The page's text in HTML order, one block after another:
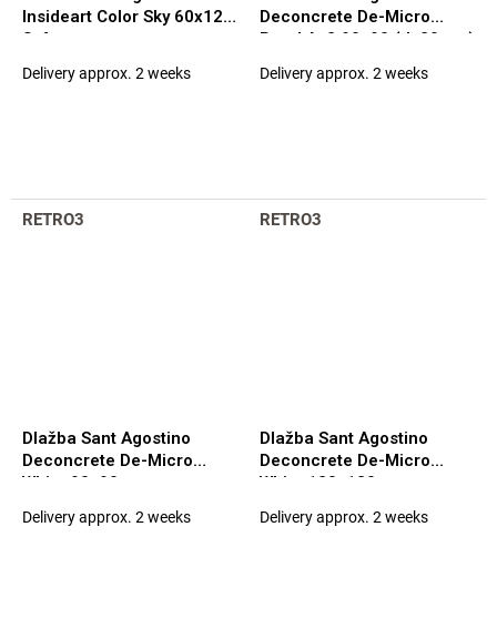
Insideart Color Sky 60x120
Soft
Delivery approx. 2 weeks
Deconcrete De-Micro
Pearl As2 90x90 (tl. 20mm)
Delivery approx. 2 weeks
RETRO3
Dlažba Sant Agostino
Deconcrete De-Micro
White 90x90
Delivery approx. 2 weeks
RETRO3
Dlažba Sant Agostino
Deconcrete De-Micro
White 120x120
Delivery approx. 2 weeks